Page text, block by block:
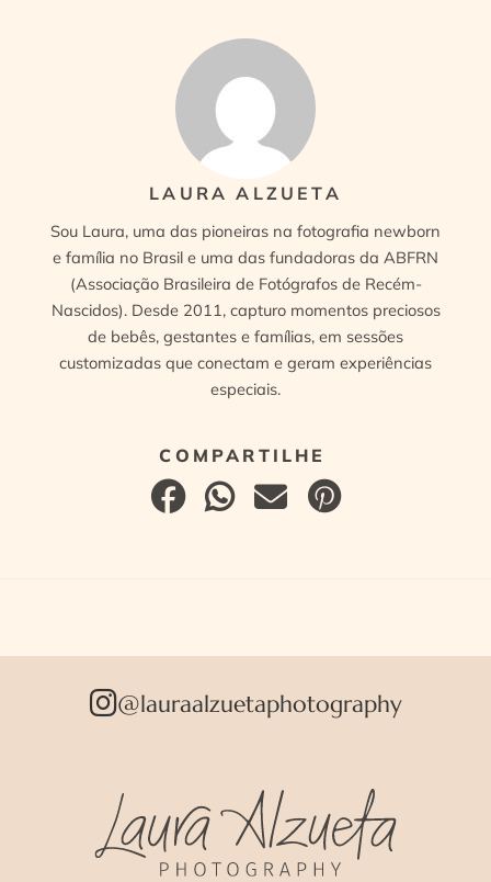
LAURA ALZUETA
Sou Laura, uma das pioneiras na fotografia newborn
e família no Brasil e uma das fundadoras da ABFRN
(Associação Brasileira de Fotógrafos de Recém-
Nascidos). Desde 2011, capturo momentos preciosos
de bebês, gestantes e famílias, em sessões
customizadas que conectam e geram experiências
especiais.
@lauraalzuetaphotography